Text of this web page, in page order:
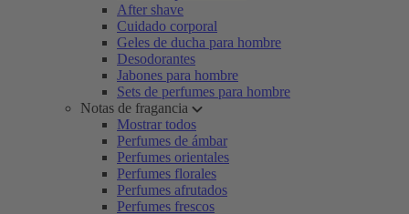
After shave
Cuidado corporal
Geles de ducha para hombre
Desodorantes
Jabones para hombre
Sets de perfumes para hombre
Notas de fragancia
Mostrar todos
Perfumes de ámbar
Perfumes orientales
Perfumes florales
Perfumes afrutados
Perfumes frescos